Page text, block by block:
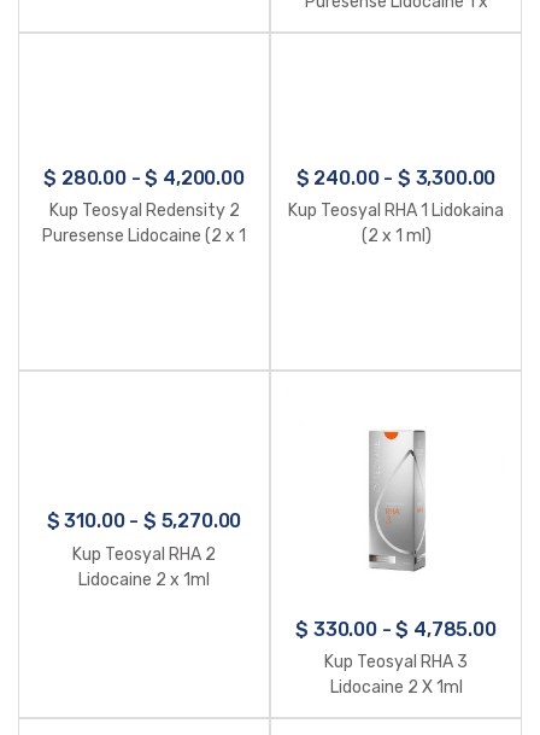
3ml
$ 280.00-$ 4,200.00
Kup Teosyal Redensity 2
Puresense Lidocaine (2 x 1
$ 240.00- $ 3,300.00
Kup Teosyal RHA 1 Lidokaina
(2 x 1 ml)
$ 310.00- $ 5,270.00
Kup Teosyal RHA 2
Lidocaine 2 x 1ml
$ 330.00-$ 4,785.00
Kup Teosyal RHA 3
Lidocaine 2 X 1ml